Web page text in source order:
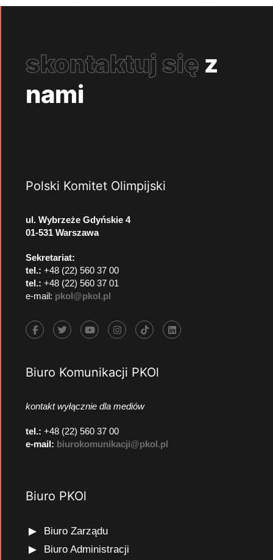
skontaktuj się z
nami
Polski Komitet Olimpijski
ul. Wybrzeże Gdyńskie 4
01-531 Warszawa
Sekretariat:
tel.: +48 (22) 560 37 00
tel.: +48 (22) 560 37 01
e-mail: pkol@pkol.pl
Biuro Komunikacji PKOl
kontakt wyłącznie dla mediów
tel.: +48 (22) 560 37 00
e-mail: biurokomunikacji@pkol.pl
Biuro PKOl
Biuro Zarządu
Biuro Administracji